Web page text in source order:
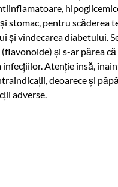
stomac, pentru scăderea
și vindecarea diabetului.
și s-ar părea
Atenție însă,
deoarece și
adverse.